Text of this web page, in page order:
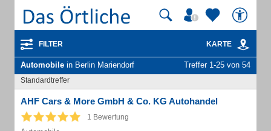
FILTER KARTE
Automobile in Berlin Mariendorf Treffer 1-25 von 54
Standardtreffer
AHF Cars & More GmbH & Co. KG Autohandel
1 Bewertung